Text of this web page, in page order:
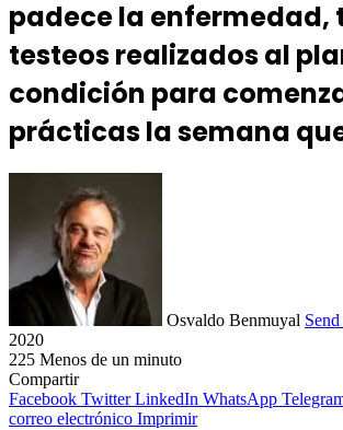
padece la enfermedad,
testeos realizados al
condición para
prácticas la semana
Osvaldo Benmuyal
2020
225 Menos de un minuto
Compartir
Facebook Twitter LinkedIn WhatsApp
correo electrónico Imprimir